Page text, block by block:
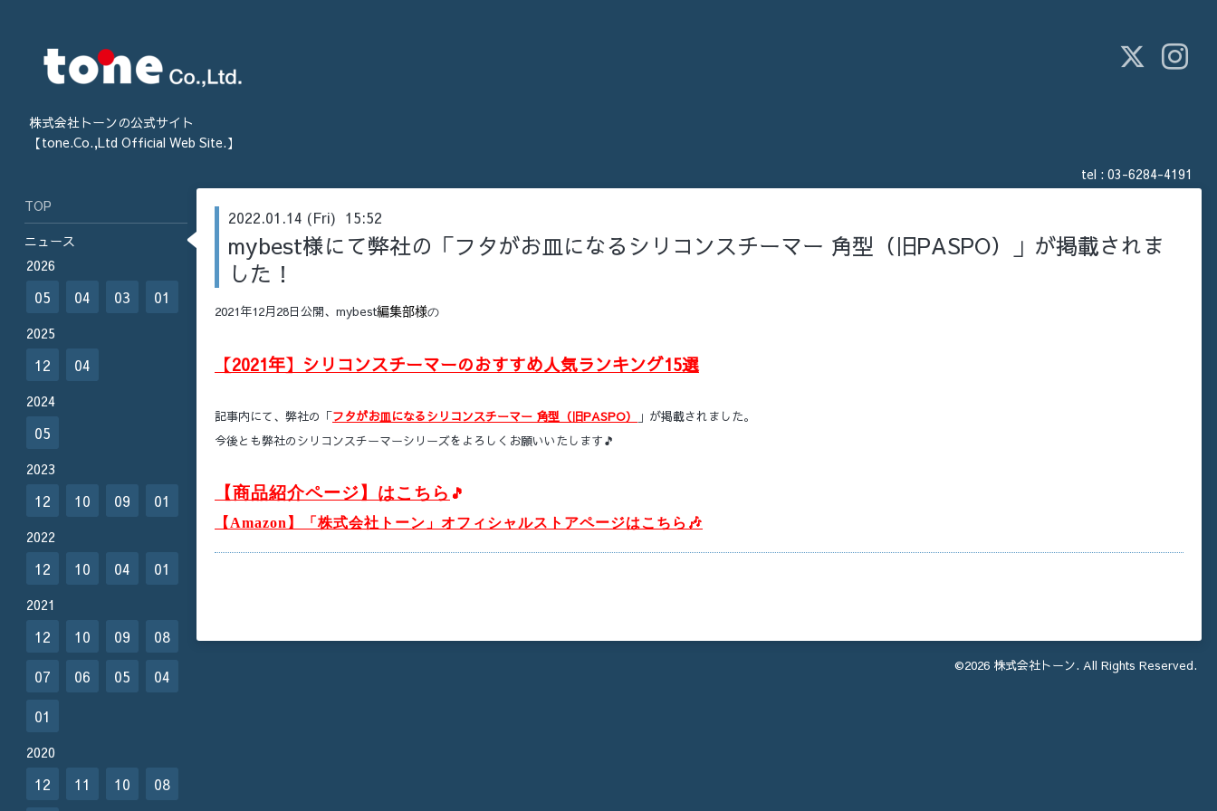
株式会社トーンの公式サイト
【tone.Co.,Ltd Official Web Site.】
tel : 03-6284-4191
2022.01.14 (Fri) 15:52
mybest様にて弊社の「フタがお皿になるシリコンスチーマー 角型（旧PASPO）」が掲載されま
した！
2021年12月28日公開、mybest編集部様の
【2021年】シリコンスチーマーのおすすめ人気ランキング15選
記事内にて、弊社の「フタがお皿になるシリコンスチーマー 角型（旧PASPO）
」が掲載されました。
今後とも弊社のシリコンスチーマーシリーズをよろしくお願いいたします🎵
【商品紹介ページ】はこちら 🎵
【Amazon】「株式会社トーン」オフィシャルストアページはこちら 🎶
©2026 株式会社トーン. All Rights Reserved.
TOP
ニュース
2026
05 04 03 01
2025
12 04
2024
05
2023
12 10 09 01
2022
12 10 04 01
2021
12 10 09
08
07
06 05
04
01
2020
12 11 10 08